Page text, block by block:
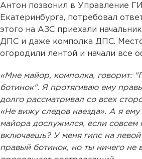
Антон позвонил в Управление
Екатеринбурга, потребовал
этого на АЗС приехали
ДПС и даже комполка ДПС.
огородили лентой и начали все
«Мне майор, комполка, говорит:
ботинок". Я протягиваю ему
долго рассматривал со всех
«Не вижу следов наезда». А я
майора дослужился, если совсем
включаешь? У меня гипс на левой
правый ботинок, но ты ничего не